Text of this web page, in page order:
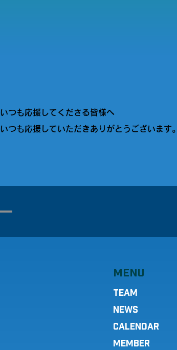
いつも応援してくださる皆様へ
いつも応援していただきありがとうございます。
MENU
TEAM
NEWS
CALENDAR
MEMBER